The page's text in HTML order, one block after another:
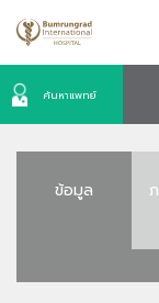
ค้นหาแพทย์
ข้อมูล